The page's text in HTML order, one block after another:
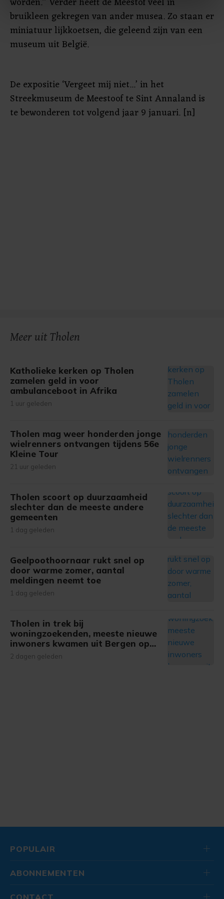
intrekken in de Cookieverklaring.
Met cookies werkt onze website beter en wordt jouw
bezoek makkelijker en persoonlijker. Op
bruikleen gekregen van ander musea. Zo staan er
miniatuur lijkkoetsen, die geleend zijn van een
museum uit België.
De expositie ‘Vergeet mij niet...’ in het
Streekmuseum de Meestoof te Sint Annaland is
te bewonderen tot volgend jaar 9 januari. [n]
Meer uit Tholen
Katholieke kerken op Tholen
zamelen geld in voor
ambulanceboot in Afrika
1 uur geleden
Tholen mag weer honderden jonge
wielrenners ontvangen tijdens 56e
Kleine Tour
21 uur geleden
Tholen scoort op duurzaamheid
slechter dan de meeste andere
gemeenten
1 dag geleden
Geelpoothoornaar rukt snel op
door warme zomer, aantal
meldingen neemt toe
1 dag geleden
Tholen in trek bij
woningzoekenden, meeste nieuwe
inwoners kwamen uit Bergen op
Zoom
2 dagen geleden
POPULAIR
ABONNEMENTEN
CONTACT